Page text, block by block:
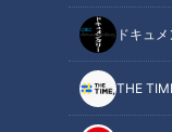
ドキュメ
THE
シリーズ累計1000
ル」の「うんこ先生
生」がCBCテレビで